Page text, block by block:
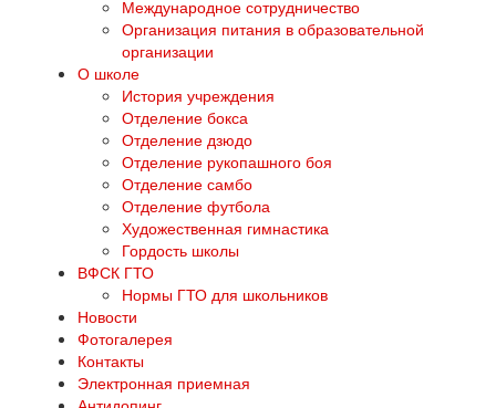
Международное сотрудничество
Организация питания в образовательной
организации
О школе
История учреждения
Отделение бокса
Отделение дзюдо
Отделение рукопашного боя
Отделение самбо
Отделение футбола
Художественная гимнастика
Гордость школы
ВФСК ГТО
Нормы ГТО для школьников
Новости
Фотогалерея
Контакты
Электронная приемная